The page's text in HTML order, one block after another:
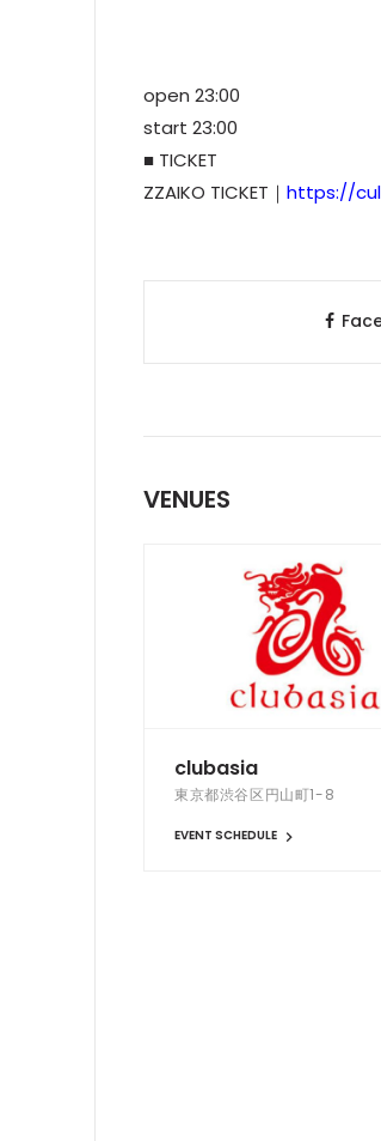
open 23:00
start 23:00
■ TICKET
ZZAIKO TICKET｜ https://
VENUES
clubasia
東京都渋谷区円山町1-8
EVENT SCHEDULE